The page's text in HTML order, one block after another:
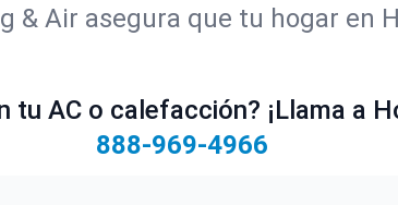
& Air asegura que tu hogar en
tu AC o calefacción? ¡Llama a
888-969-4966